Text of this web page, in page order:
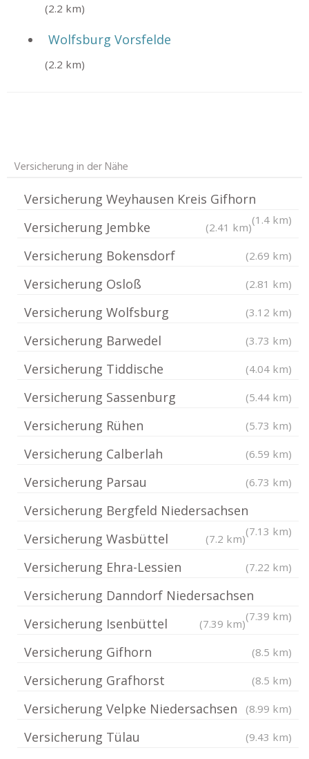
(2.2 km)
Wolfsburg Vorsfelde
(2.2 km)
Versicherung in der Nähe
Versicherung Weyhausen Kreis Gifhorn
(1.4 km)
Versicherung Jembke (2.41 km)
Versicherung Bokensdorf (2.69 km)
Versicherung Osloß (2.81 km)
Versicherung Wolfsburg (3.12 km)
Versicherung Barwedel (3.73 km)
Versicherung Tiddische (4.04 km)
Versicherung Sassenburg (5.44 km)
Versicherung Rühen (5.73 km)
Versicherung Calberlah (6.59 km)
Versicherung Parsau (6.73 km)
Versicherung Bergfeld Niedersachsen
(7.13 km)
Versicherung Wasbüttel (7.2 km)
Versicherung Ehra-Lessien (7.22 km)
Versicherung Danndorf Niedersachsen
(7.39 km)
Versicherung Isenbüttel (7.39 km)
Versicherung Gifhorn (8.5 km)
Versicherung Grafhorst (8.5 km)
Versicherung Velpke Niedersachsen (8.99 km)
Versicherung Tülau (9.43 km)